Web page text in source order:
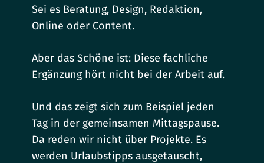
Sei es Beratung, Design, Redaktion,
Online oder Content.
Aber das Schöne ist: Diese fachliche
Ergänzung hört nicht bei der Arbeit auf.
Und das zeigt sich zum Beispiel jeden
Tag in der gemeinsamen Mittagspause.
Da reden wir nicht über Projekte. Es
werden Urlaubstipps ausgetauscht,